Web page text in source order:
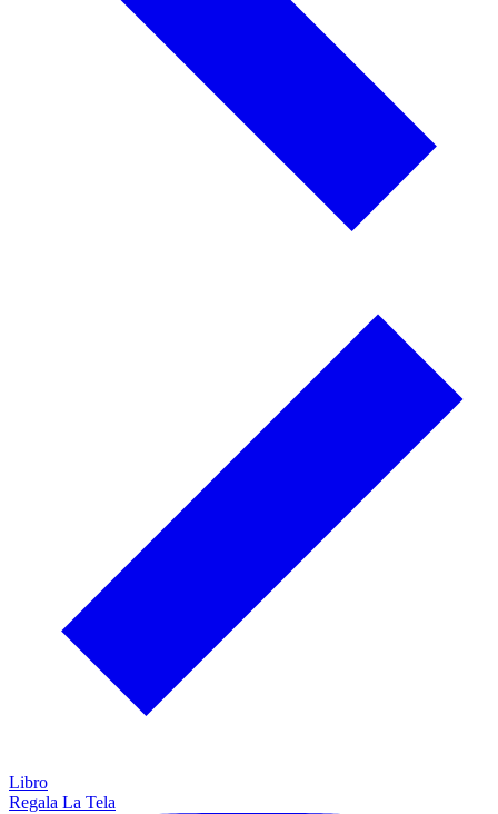
Libro
Regala La Tela